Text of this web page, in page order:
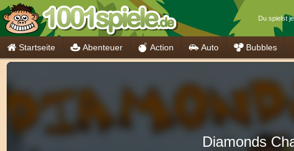
Du spielst
Startseite Abenteuer Action Auto Bubbles
Diamonds